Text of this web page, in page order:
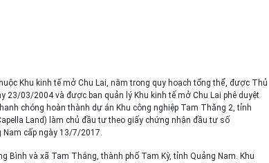
Khu kinh tế mở Chu Lai, nằm trong quy hoạch tổng thể, được Thủ
03/2004 và được ban quản lý Khu kinh tế mở Chu Lai phê duyệt
chóng hoàn thành dự án Khu công nghiệp Tam Thăng 2, tỉnh
Land) làm chủ đầu tư theo giấy chứng nhận đầu tư số
Nam cấp ngày 13/7/2017.
Bình và xã Tam Thắng, thành phố Tam Kỳ, tỉnh Quảng Nam. Khu